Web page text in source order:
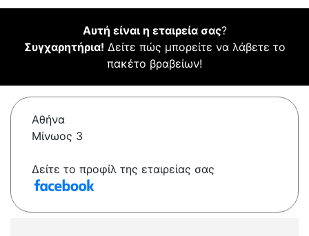
Αυτή είναι η εταιρεία σας?
Συγχαρητήρια! Δείτε πώς μπορείτε να λάβετε το
πακέτο βραβείων!
Αθήνα
Μίνωος 3
Δείτε το προφίλ της εταιρείας σας